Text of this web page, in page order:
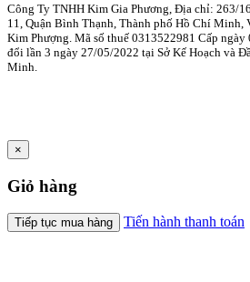
Công Ty TNHH Kim Gia Phương, Địa chỉ: 263/
11, Quận Bình Thạnh, Thành phố Hồ Chí Minh,
Kim Phượng. Mã số thuế 0313522981 Cấp
đổi lần 3 ngày 27/05/2022 tại Sở Kế Hoạch và
Minh.
×
Giỏ hàng
Tiếp tục mua hàng Tiến hành thanh toán